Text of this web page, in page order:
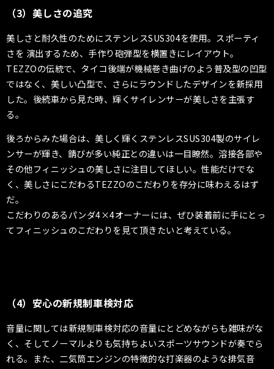
（3）美しさの追究
美しさと耐久性のためにステンレスSUS304を使用。スポーティ
さを 演出するため、手作り砲弾型を横置きにレイアウト。
TEZZOの伝統で、タイコ後端が機械巻き曲げのよう普及型の凹型
ではなく、美しい凸型で、さらにラウンドしたデザインを新採用
した。後続車から見た時、輝くサイレンサーが美しさを主張す
る。
後ろからみた場合は、美しく輝くステンレスSUS304製のサイレ
ンサーが輝き、錆びが多い純正との違いは一目瞭然。溶接各部や
その他フィニッシュの美しさに注目してほしい。性能だけでな
く、美しさにこだわるTEZZOのこだわりを存分に味わえるはず
だ。
こだわりのあるパンダ4×4オーナーには、ぜひ装着前に手にとっ
てフィニッシュのこだわりを見て頂きたいと考えている。
（4）安心の新規制車検対応
音量に関しては新規制車検対応の音量にとどめながらも雑味がな
く、そしてノーマルよりも気持ちよいスポーツサウンドが奏でら
れる。また、二気筒エンジンの特徴的な打楽器のような排気音